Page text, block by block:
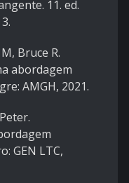
11. ed.
Bruce R.
abordagem
AMGH, 2021.
GEN LTC,